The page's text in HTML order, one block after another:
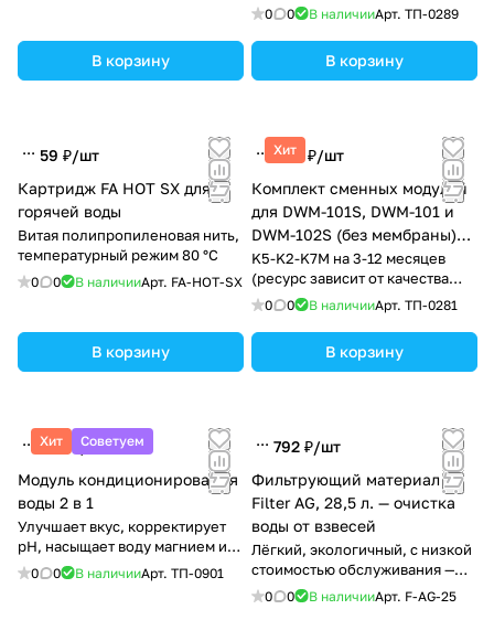
В корзину
0 0 В наличииАрт. ТП-0289
В корзину
59 ₽/шт
Картридж FA HOT SX для
горячей воды
Витая полипропиленовая нить,
температурный режим 80 °C
0 0 В наличииАрт. FA-HOT-SX
В корзину
Хит
848 ₽/шт
Комплект сменных модулей
для DWM-101S, DWM-101 и
DWM-102S (без мембраны)
купить в Тирасполе
K5-K2-K7M на 3-12 месяцев
(ресурс зависит от качества
воды)
0 0 В наличииАрт. ТП-0281
В корзину
Хит Советуем
329 ₽/шт
Модуль кондиционирования
воды 2 в 1
Улучшает вкус, корректирует
pH, насыщает воду магнием и
кальцием
0 0 В наличииАрт. ТП-0901
792 ₽/шт
Фильтрующий материал
Filter AG, 28,5 л. — очистка
воды от взвесей
Лёгкий, экологичный, с низкой
стоимостью обслуживания —
промывка обычной водой без
0 0 В наличииАрт. F-AG-25